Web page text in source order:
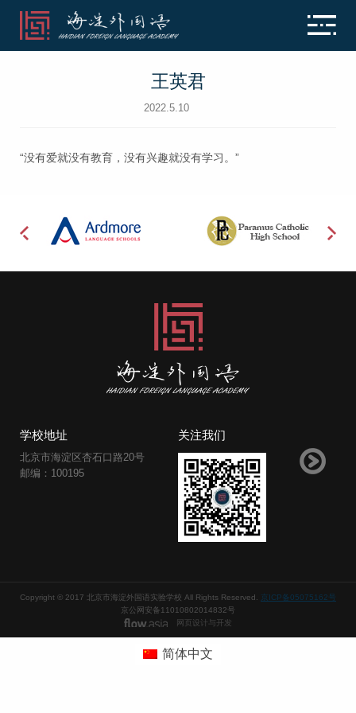
王英君
2022.5.10
“没有爱就没有教育，没有兴趣就没有学习。”
学校地址
北京市海淀区杏石口路20号
邮编：100195
关注我们
Copyright © 2017 北京市海淀外国语实验学校 All Rights Reserved. 京ICP备05075162号
京公网安备11010802014832号
网页设计与开发
简体中文